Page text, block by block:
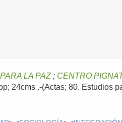
LA PAZ; CENTRO
24cms .-(Actas; 80. Estudios